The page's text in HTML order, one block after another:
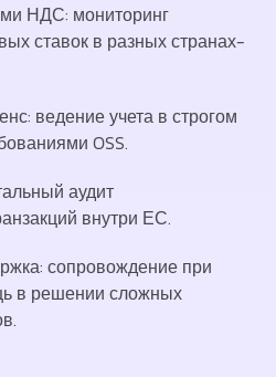
НДС: мониторинг
ставок в разных странах-
ведение учета в строгом
OSS.
аудит
внутри ЕС.
сопровождение при
в решении сложных